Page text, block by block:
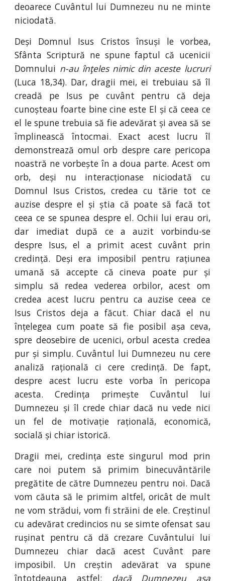
deoarece Cuvântul lui Dumnezeu nu ne minte
niciodată.
Deși Domnul Isus Cristos însuși le vorbea,
Sfânta Scriptură ne spune faptul că ucenicii
Domnului n-au înţeles nimic din aceste lucruri
(Luca 18,34). Dar, dragii mei, ei trebuiau să îl
creadă pe Isus pe cuvânt pentru că deja
cunoșteau foarte bine cine este El și că ceea ce
el le spune trebuia să fie adevărat și avea să se
împlinească întocmai. Exact acest lucru îl
demonstrează omul orb despre care pericopa
noastră ne vorbește în a doua parte. Acest om
orb, deși nu interacționase niciodată cu
Domnul Isus Cristos, credea cu tărie tot ce
auzise despre el și știa că poate să facă tot
ceea ce se spunea despre el. Ochii lui erau ori,
dar imediat după ce a auzit vorbindu-se
despre Isus, el a primit acest cuvânt prin
credință. Deși era imposibil pentru rațiunea
umană să accepte că cineva poate pur și
simplu să redea vederea orbilor, acest om
credea acest lucru pentru ca auzise ceea ce
Isus Cristos deja a făcut. Chiar dacă el nu
înțelegea cum poate să fie posibil așa ceva,
spre deosebire de ucenici, orbul acesta credea
pur și simplu. Cuvântul lui Dumnezeu nu cere
analiză rațională ci cere credință. De fapt,
despre acest lucru este vorba în pericopa
acesta. Credința primește Cuvântul lui
Dumnezeu și îl crede chiar dacă nu vede nici
un fel de motivație rațională, economică,
socială și chiar istorică.
Dragii mei, credința este singurul mod prin
care noi putem să primim binecuvântările
pregătite de către Dumnezeu pentru noi. Dacă
vom căuta să le primim altfel, oricât de mult
ne vom strădui, vom fi străini de ele. Creștinul
cu adevărat credincios nu se simte ofensat sau
rușinat pentru că dă crezare Cuvântului lui
Dumnezeu chiar dacă acest Cuvânt pare
imposibil. Un creștin adevărat va spune
întotdeauna astfel: dacă Dumnezeu așa